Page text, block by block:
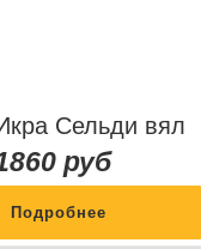
Сельди вял
руб
Подробнее